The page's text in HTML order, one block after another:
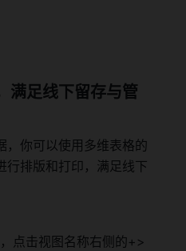
满足线下留存与管
，你可以使用多维表格的
行排版和打印，满足线下
点击视图名称右侧的+>